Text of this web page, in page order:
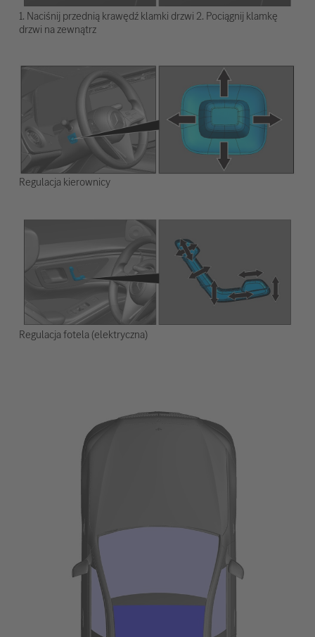
1. Naciśnij przednią krawędź klamki drzwi 2. Pociągnij klamkę
drzwi na zewnątrz
Regulacja kierownicy
Regulacja fotela (elektryczna)